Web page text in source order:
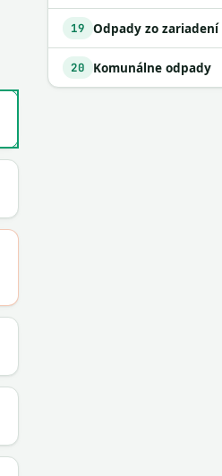
19
20 Komunálne odpady